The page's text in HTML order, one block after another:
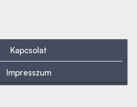
Kapcsolat
Impresszum